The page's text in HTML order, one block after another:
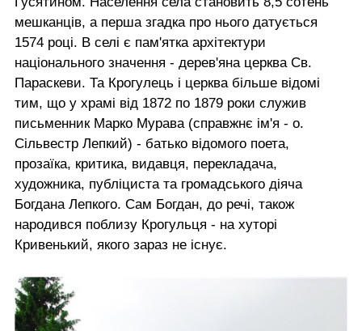
мешканців, а перша згадка про нього датується
1574 році. В селі є пам'ятка архітектури
національного значення - дерев'яна церква Св.
Параскеви. Та Крогулець і церква більше відомі
тим, що у храмі від 1872 по 1879 роки служив
письменник Марко Мурава (справжнє ім'я - о.
Сільвестр Лепкий) - батько відомого поета,
прозаїка, критика, видавця, перекладача,
художника, публіциста та громадського діяча
Богдана Лепкого. Сам Богдан, до речі, також
народився поблизу Крогульця - на хуторі
Кривенький, якого зараз не існує.